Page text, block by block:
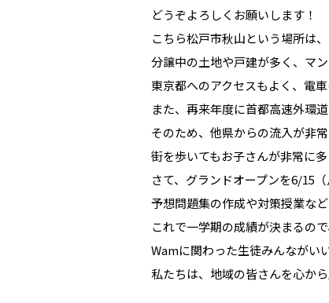
どうぞよろしくお願いします！
こちら松戸市秋山という場所は
分譲中の土地や戸建が多く、マ
東京都へのアクセスもよく、電
また、再来年度に首都高速外環
そのため、他県からの流入が非
街を歩いてもお子さんが非常に
さて、グランドオープンを6/15
予想問題集の作成や対策授業な
これで一学期の成績が決まるの
Wamに関わった生徒みんながい
私たちは、地域の皆さんを心か